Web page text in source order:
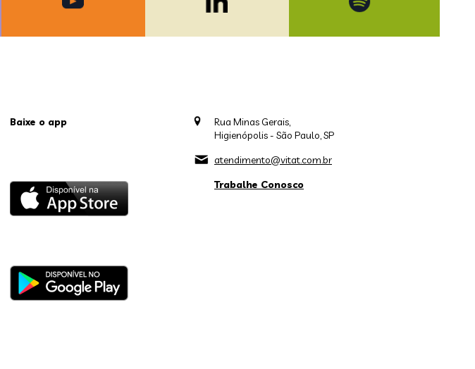
Baixe o app
Rua Minas Gerais,
Higienópolis - São Paulo, SP
atendimento@vitat.com.br
Trabalhe Conosco